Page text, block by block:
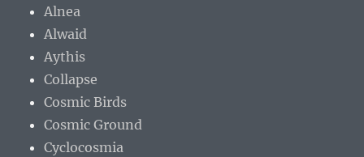
Alnea
Alwaid
Aythis
Collapse
Cosmic Birds
Cosmic Ground
Cyclocosmia